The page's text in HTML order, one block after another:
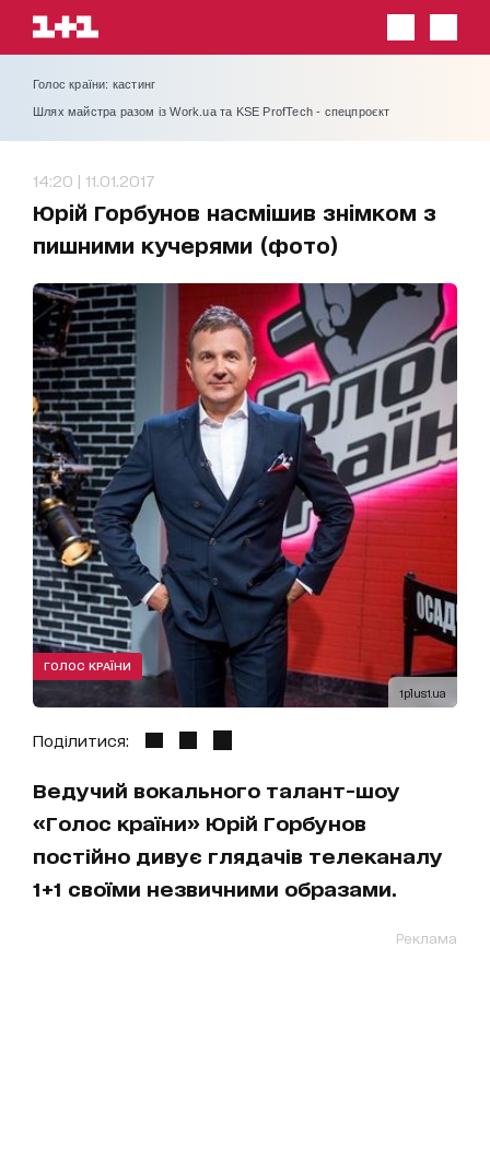
Голос країни: кастинг
Шлях майстра разом із Work.ua та KSE ProfTech - спецпроєкт
14:20 | 11.01.2017
Юрій Горбунов насмішив знімком з
пишними кучерями (фото)
1plus1.ua
ГОЛОС КРАЇНИ
Поділитися:
Ведучий вокального талант-шоу
«Голос країни» Юрій Горбунов
постійно дивує глядачів телеканалу
1+1 своїми незвичними образами.
Реклама